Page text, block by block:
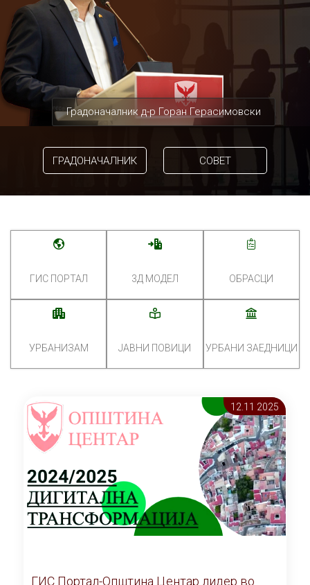
Градоначалник д-р Горан Герасимовски
ГРАДОНАЧАЛНИК СОВЕТ
ГИС ПОРТАЛ 3Д МОДЕЛ ОБРАСЦИ
УРБАНИЗАМ ЈАВНИ ПОВИЦИ УРБАНИ ЗАЕДНИЦИ
12.11 2025
ГИС Портал-Општина Центар лидер во